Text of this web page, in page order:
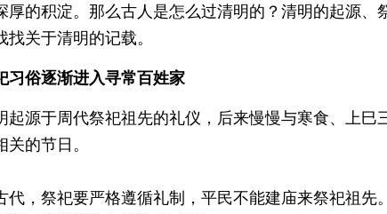
厚的积淀。那么古人是怎么过清明的？清明的起源、
找关于清明的记载。
习俗逐渐进入寻常百姓家
起源于周代祭祀祖先的礼仪，后来慢慢与寒食、上巳
关的节日。
代，祭祀要严格遵循礼制，平民不能建庙来祭祀祖先